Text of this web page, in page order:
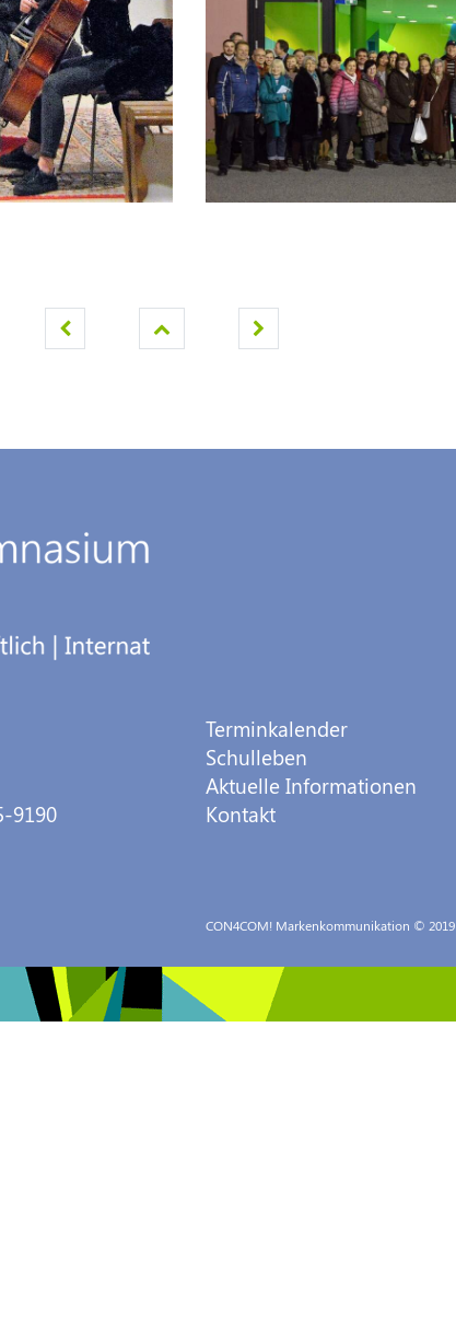
9190
Terminkalender
Schulleben
Aktuelle Informationen
Kontakt
CON4COM! Markenkommunikation © 2019